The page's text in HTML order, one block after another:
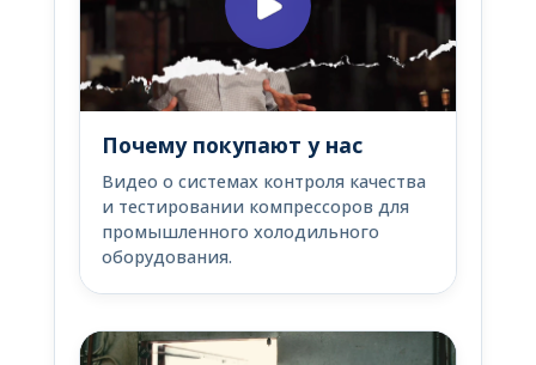
Почему покупают у нас
Видео о системах контроля качества
и тестировании компрессоров для
промышленного холодильного
оборудования.